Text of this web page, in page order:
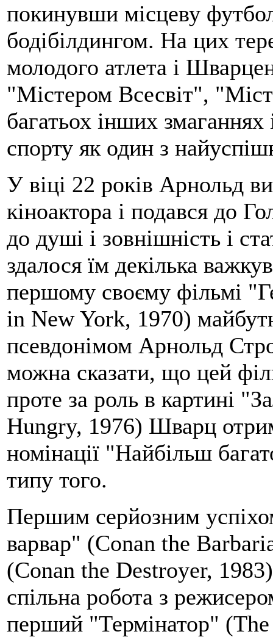
покинувши місцеву
бодібілдингом. На цих
молодого атлета і
"Містером Всесвіт",
багатьох інших змаганнях
спорту як один з
У віці 22 років Арнольд
кіноактора і подався до
до душі і зовнішність і
здалося їм декілька
першому своєму фільмі
in New York, 1970)
псевдонімом Арнольд
можна сказати, що цей
проте за роль в картині
Hungry, 1976) Шварц
номінації "Найбільш
типу того.
Першим серйозним
варвар" (Conan the
(Conan the Destroyer,
спільна робота з
перший "Термінатор"